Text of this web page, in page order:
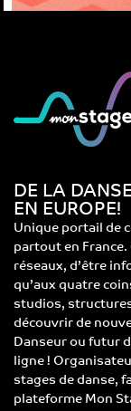
DE LA
EN EUROPE!
Unique portail de
partout en
réseaux, d’être
qu’aux quatre
studios,
découvrir de
Danseur ou futur
ligne !
stages de danse,
plateforme Mon